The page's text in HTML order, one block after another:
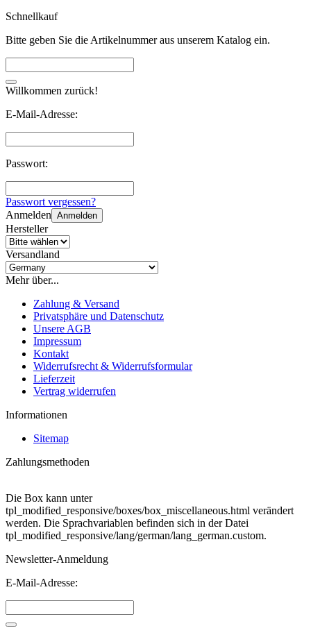
Schnellkauf
Bitte geben Sie die Artikelnummer aus unserem Katalog ein.
Willkommen zurück!
E-Mail-Adresse:
Passwort:
Passwort vergessen?
Anmelden Anmelden
Hersteller
Versandland
Mehr über...
Zahlung & Versand
Privatsphäre und Datenschutz
Unsere AGB
Impressum
Kontakt
Widerrufsrecht & Widerrufsformular
Lieferzeit
Vertrag widerrufen
Informationen
Sitemap
Zahlungsmethoden
Die Box kann unter
tpl_modified_responsive/boxes/box_miscellaneous.html verändert
werden. Die Sprachvariablen befinden sich in der Datei
tpl_modified_responsive/lang/german/lang_german.custom.
Newsletter-Anmeldung
E-Mail-Adresse: